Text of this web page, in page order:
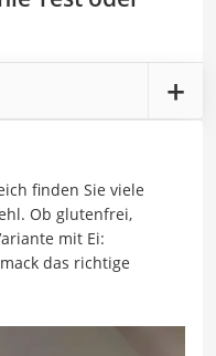
finden Sie viele
Ob glutenfrei,
mit Ei:
das richtige